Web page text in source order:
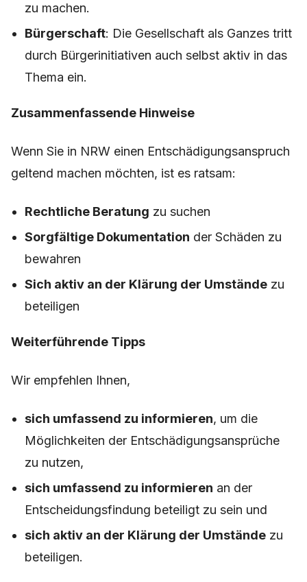
zu machen.
Bürgerschaft: Die Gesellschaft als Ganzes tritt
durch Bürgerinitiativen auch selbst aktiv in das
Thema ein.
Zusammenfassende Hinweise
Wenn Sie in NRW einen Entschädigungsanspruch
geltend machen möchten, ist es ratsam:
Rechtliche Beratung zu suchen
Sorgfältige Dokumentation der Schäden zu
bewahren
Sich aktiv an der Klärung der Umstände zu
beteiligen
Weiterführende Tipps
Wir empfehlen Ihnen,
sich umfassend zu informieren, um die
Möglichkeiten der Entschädigungsansprüche
zu nutzen,
sich umfassend zu informieren an der
Entscheidungsfindung beteiligt zu sein und
sich aktiv an der Klärung der Umstände zu
beteiligen.